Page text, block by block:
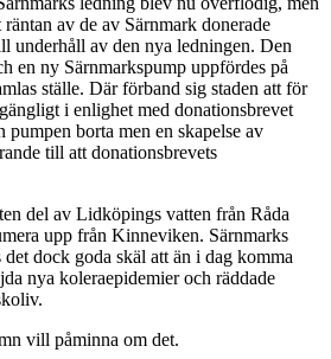
av de av Särnmark donerade
underhåll av den nya ledningen. Den
en ny Särnmarkspump uppfördes på
ställe. Där förband sig staden att för
i enlighet med donationsbrevet
borta men en skapelse av
till att donationsbrevets
del av Lidköpings vatten från Råda
upp från Kinneviken. Särnmarks
dock goda skäl att än i dag komma
nya koleraepidemier och räddade
vill påminna om det.